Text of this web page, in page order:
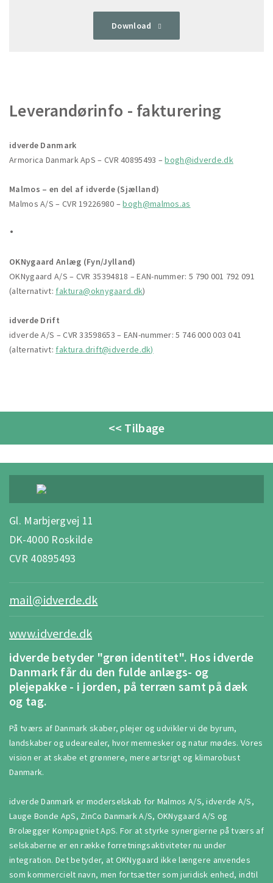
Download
Leverandørinfo - fakturering
idverde Danmark
Armorica Danmark ApS – CVR 40895493 –bogh@idverde.dk
Malmos – en del af idverde (Sjælland)
Malmos A/S – CVR 19226980 –bogh@malmos.as
.
OKNygaard Anlæg (Fyn/Jylland)
OKNygaard A/S – CVR 35394818 – EAN-nummer: 5 790 001 792 091
(alternativt: faktura@oknygaard.dk)
idverde Drift
idverde A/S – CVR 33598653 – EAN-nummer: 5 746 000 003 041
(alternativt: faktura.drift@idverde.dk)
<< Tilbage
Gl. Marbjergvej 11
DK-4000 Roskilde
CVR 40895493
mail@idverde.dk
www.idverde.dk
idverde betyder "grøn identitet". Hos idverde
Danmark får du den fulde anlægs- og
plejepakke - i jorden, på terræn samt på dæk
og tag.
På tværs af Danmark skaber, plejer og udvikler vi de byrum,
landskaber og udearealer, hvor mennesker og natur mødes. Vores
vision er at skabe et grønnere, mere artsrigt og klimarobust
Danmark.
idverde Danmark er moderselskab for Malmos A/S, idverde A/S,
Lauge Bonde ApS, ZinCo Danmark A/S, OKNygaard A/S og
Brolægger Kompagniet ApS. For at styrke synergierne på tværs af
selskaberne er en række forretningsaktiviteter nu under
integration. Det betyder, at OKNygaard ikke længere anvendes
som kommercielt navn, men fortsætter som juridisk enhed, indtil